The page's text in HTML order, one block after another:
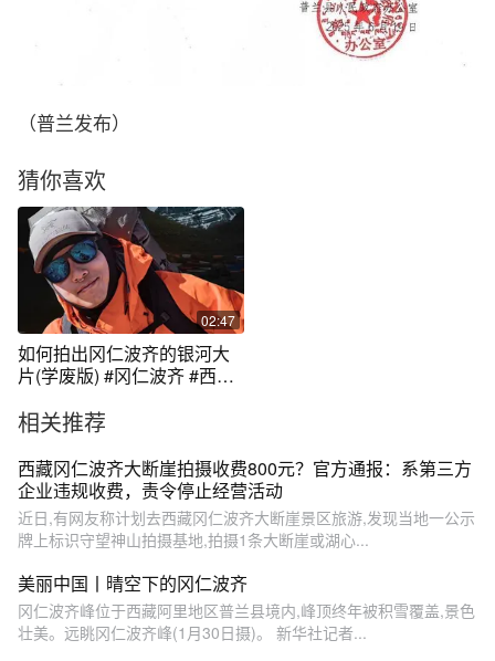
（普兰发布）
猜你喜欢
02:47
如何拍出冈仁波齐的银河大
片(学废版) #冈仁波齐 #西藏
相关推荐
西藏冈仁波齐大断崖拍摄收费800元？官方通报：系第三方
企业违规收费，责令停止经营活动
近日,有网友称计划去西藏冈仁波齐大断崖景区旅游,发现当地一公示
牌上标识守望神山拍摄基地,拍摄1条大断崖或湖心...
美丽中国丨晴空下的冈仁波齐
冈仁波齐峰位于西藏阿里地区普兰县境内,峰顶终年被积雪覆盖,景色
壮美。远眺冈仁波齐峰(1月30日摄)。 新华社记者...